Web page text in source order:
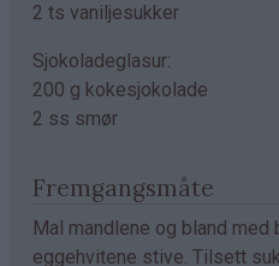
2 ts vaniljesukker
Sjokoladeglasur:
200 g kokesjokolade
2 ss smør
Fremgangsmåte
Mal mandlene og bland med
eggehvitene stive. Tilsett